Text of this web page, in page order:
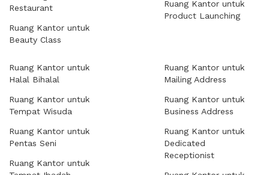
Restaurant
Ruang Kantor untuk
Beauty Class
Ruang Kantor untuk
Product Launching
Ruang Kantor untuk
Halal Bihalal
Ruang Kantor untuk
Tempat Wisuda
Ruang Kantor untuk
Pentas Seni
Ruang Kantor untuk
Ruang Kantor untuk
Mailing Address
Ruang Kantor untuk
Business Address
Ruang Kantor untuk
Dedicated
Receptionist